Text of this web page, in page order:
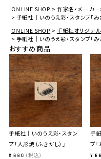
ONLINE SHOP
作家名・メーカ
手紙社｜いのうえ彩・スタンプ「み
ONLINE SHOP
手紙社オリジナ
手紙社｜いのうえ彩・スタンプ「み
おすすめ商品
手紙社｜いのうえ彩・スタン
プ「人形焼（ふきだし）」
¥ 660 税込
手
プ「
¥